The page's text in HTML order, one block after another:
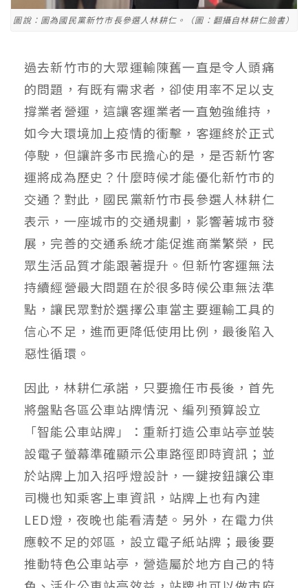
圖說：圖為國民黨新竹市長參選人林耕仁。（圖：翻攝自林耕仁臉書）
過去新竹市的大眾運輸陳舊一直是令人頭痛
的問題，有既有需求者，卻使用率不足以支
撐業者營運，這讓客運業者一直勉強維持，
如今大環境加上疫情的衝擊，客運終於正式
停駛，但讓許多市民擔心的是，是否新竹客
運將成為歷史？什麼時候才能優化新竹市的
交通？對此，國民黨新竹市長參選人林耕仁
表示，一座城市的交通規劃，影響著城市發
展，完善的交通系統才能促進商業繁榮，民
眾生活品質才能跟著提升。但新竹客運無法
持續經營最大問題在於很多時候公車無法準
點，讓民眾對於選擇公車當主要運輸工具的
信心不足，進而更降低使用比例，最後陷入
惡性循環。
因此，林耕仁承諾，只要擔任市長後，首先
將盤點各區公車站牌情況、編列預算設立
「智能公車站牌」：重新打造公車站亭並裝
設電子螢幕準確顯示公車路徑即時資訊；並
於站牌上加入招呼燈設計，一鍵按鈕讓公車
司機也知乘客上車資訊，站牌上也有內建
LED燈，夜晚也能看清楚。另外，在電力供
應較不足的郊區，設立電子紙站牌；最後要
推動特色公車站亭，營造屬於地方自己的特